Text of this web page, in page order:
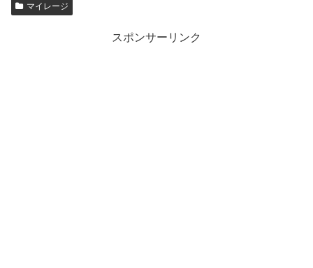
マイレージ
スポンサーリンク